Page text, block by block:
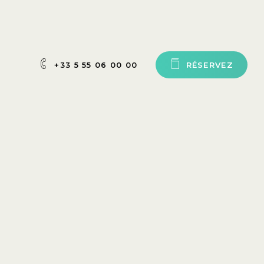
+33 5 55 06 00 00 RÉSERVEZ